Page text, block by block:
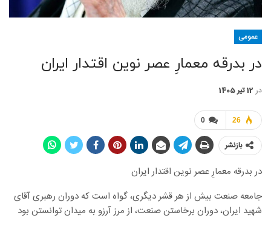
عمومی
در بدرقه معمارِ عصر نوین اقتدار ایران
در 12 تیر 1405
0 26
بازنشر
در بدرقه معمارِ عصر نوین اقتدار ایران
جامعه صنعت بیش از هر قشر دیگری، گواه است که دوران رهبری آقای
شهید ایران، دوران برخاستن صنعت، از مرز آرزو به میدان توانستن بود